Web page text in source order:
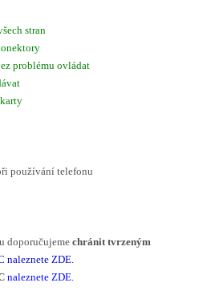
stran
problému ovládat
používání telefonu
doporučujeme chránit tvrzeným
naleznete ZDE.
naleznete ZDE.